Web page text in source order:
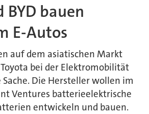
BYD bauen
E-Autos
auf dem asiatischen Markt
bei der Elektromobilität
Die Hersteller wollen im
Ventures batterieelektrische
entwickeln und bauen.